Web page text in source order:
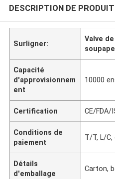
DESCRIPTION DE PRODUIT
Surligner:
Valve
Capacité
d'approvisionnem
ent
10000
Certification CE/FDA/
Conditions de
paiement
T/T, L/
Détails
d'emballage
Carton,